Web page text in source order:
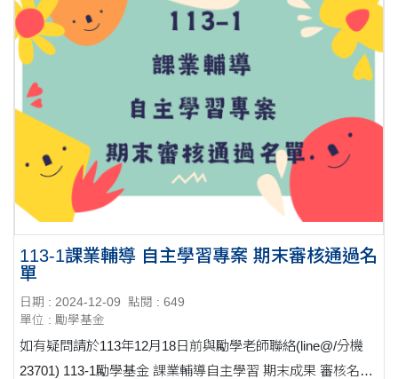
113-1課業輔導 自主學習專案 期末審核通過名
單
日期 : 2024-12-09
點閱 : 649
單位 : 勵學基金
如有疑問請於113年12月18日前與勵學老師聯絡(line@/分機
23701) 113-1勵學基金 課業輔導自主學習 期末成果 審核名單